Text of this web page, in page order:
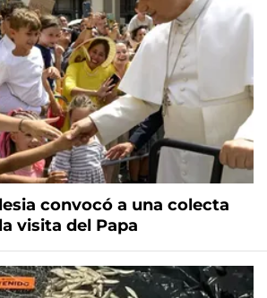
convocó a una colecta
visita del Papa